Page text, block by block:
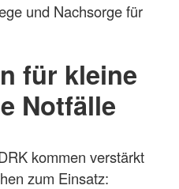
und Nachsorge für
für kleine
Notfälle
kommen verstärkt
zum Einsatz: